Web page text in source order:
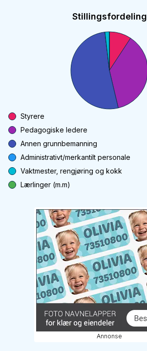
Stillingsfordeling
Styrere
Pedagogiske ledere
Annen grunnbemanning
Administrativt/merkantilt personale
Vaktmester, rengjøring og kokk
Lærlinger (m.m)
Annonse